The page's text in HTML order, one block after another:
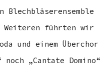
Blechbläserensemble
Weiteren führten wir
und einem Überchor
„Cantate Domino“